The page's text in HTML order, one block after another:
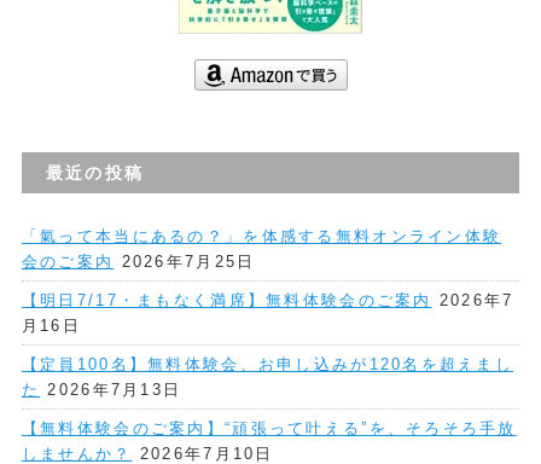
最近の投稿
「氣って本当にあるの？」を体感する無料オンライン体験
会のご案内
2026年7月25日
【明日7/17・まもなく満席】無料体験会のご案内
2026年7
月16日
【定員100名】無料体験会、お申し込みが120名を超えまし
た
2026年7月13日
【無料体験会のご案内】“頑張って叶える”を、そろそろ手放
しませんか？
2026年7月10日